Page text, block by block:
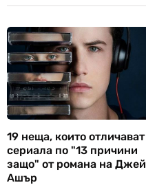
19 неща, които отличават
сериала по "13 причини
защо" от романа на Джей
Ашър